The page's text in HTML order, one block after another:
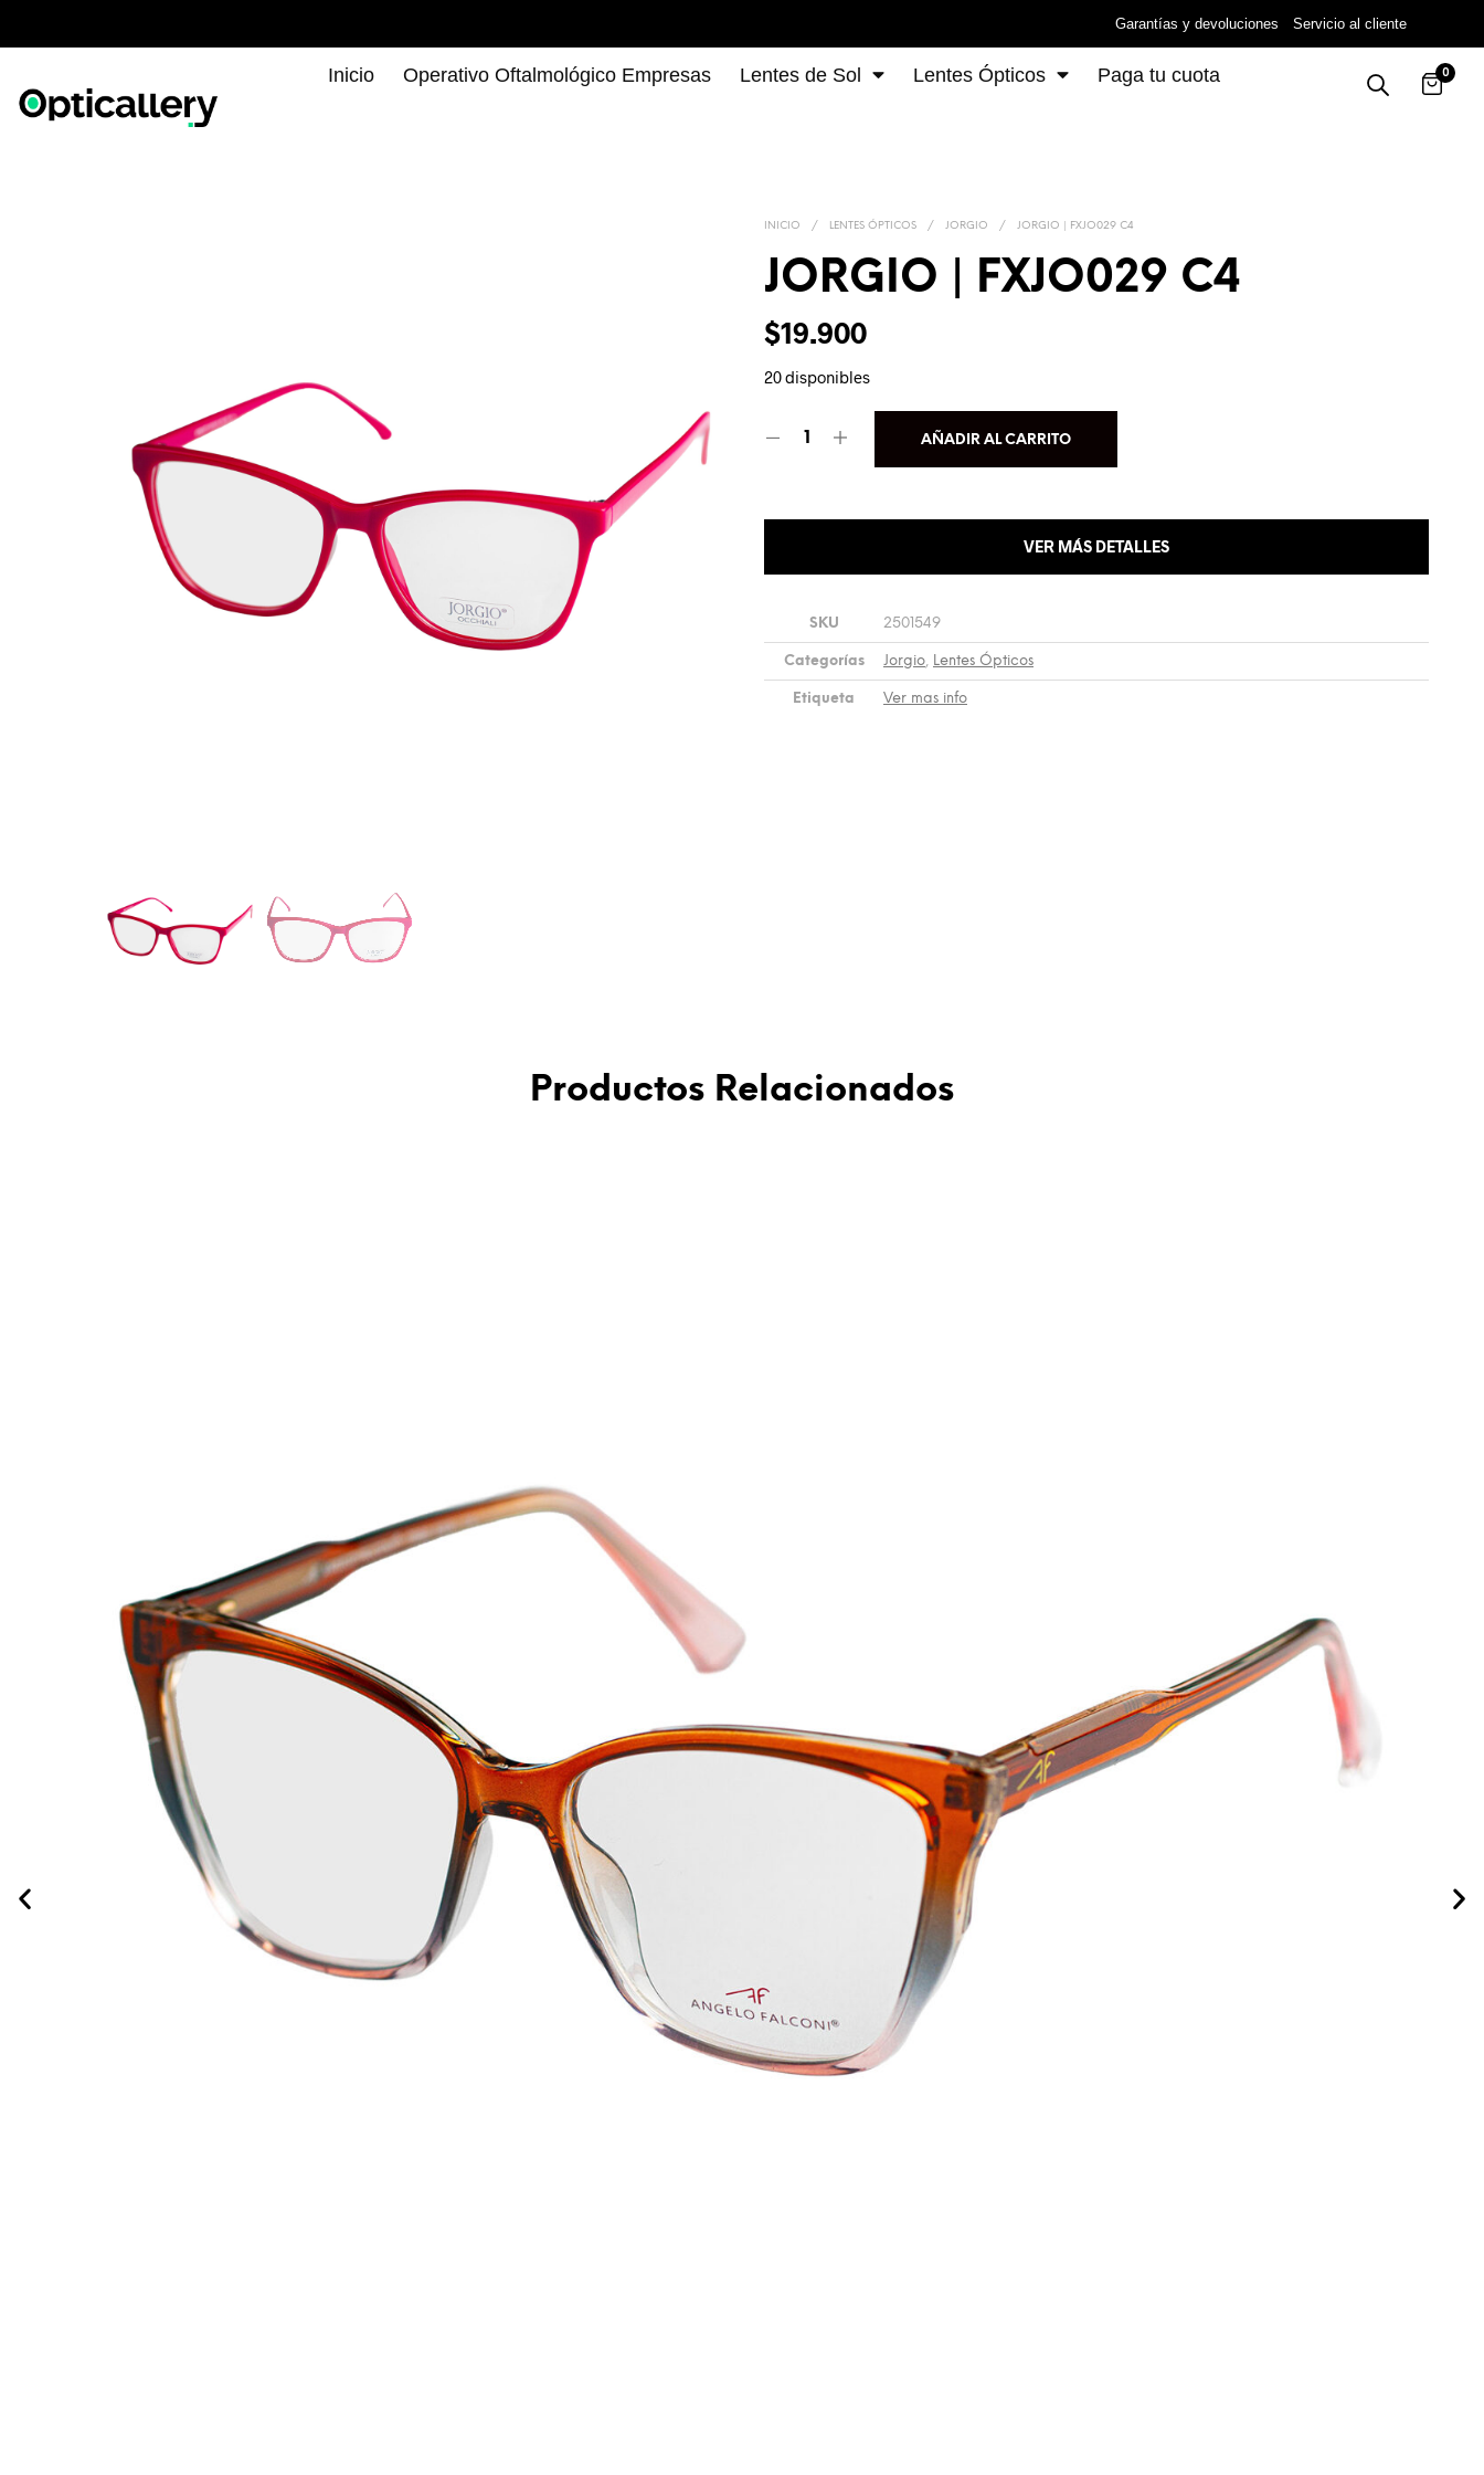
Garantías y devoluciones Servicio al cliente
Inicio Operativo Oftalmológico Empresas Lentes de Sol Lentes Ópticos Paga tu cuota 0
INICIO / LENTES ÓPTICOS / JORGIO / JORGIO | FXJO029 C4
JORGIO | FXJO029 C4
$19.900
20 disponibles
AÑADIR AL CARRITO
VER MÁS DETALLES
SKU 2501549
Categorías Jorgio Lentes Ópticos
Etiqueta Ver mas info
Productos Relacionados